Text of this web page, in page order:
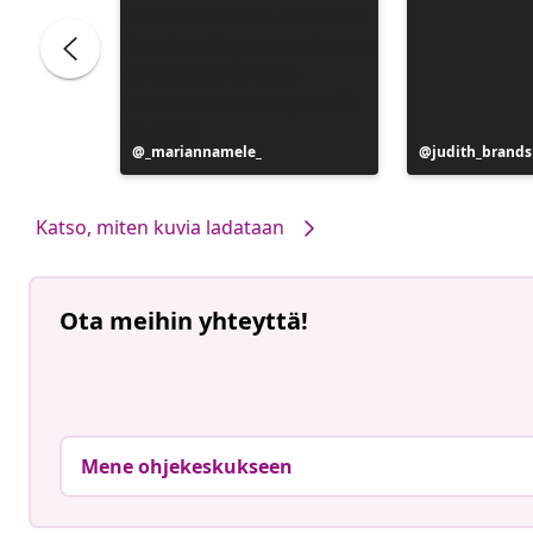
Julkaissut
_mariannamele_ Julkaissut
Katso, miten kuvia ladataan
Ota meihin yhteyttä!
Mene ohjekeskukseen